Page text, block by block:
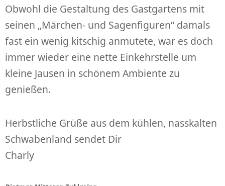
Obwohl die Gestaltung des Gastgartens mit
seinen „Märchen- und Sagenfiguren“ damals
fast ein wenig kitschig anmutete, war es doch
immer wieder eine nette Einkehrstelle um
kleine Jausen in schönem Ambiente zu
genießen.
Herbstliche Grüße aus dem kühlen, nasskalten
Schwabenland sendet Dir
Charly